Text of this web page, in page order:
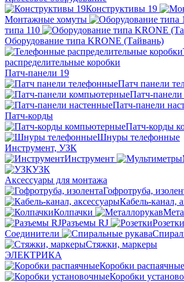
Конструктивы 19
Монтажные хомуты
типа 110
Оборудование типа KRONE (Тайвань)
распределительные коробки
Патч-панели 19
Патч панели
Патч-
Патч-панели
Патч-корды
Патч-корды
Шнуры телефонные
Инструмент, УЗК
Инструмент
УЗК
Аксессуары для монтажа
Гофротруба,
Кабель-канал,
Колпачки
Разъемы RJ
Розетки
Соединители
Стяжки, маркеры
ЭЛЕКТРИКА
Коробки распаячные
Коробки